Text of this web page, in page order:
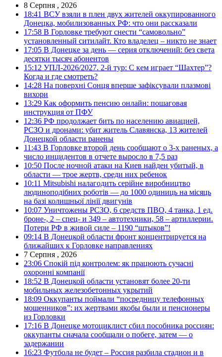
8 Серпня , 2026
18:41 ВСУ взяли в плен двух жителей оккупированного
Донецка, мобилизованных РФ: что они рассказали
17:58 В Горловке требуют снести “самовольно”
установленный ситилайт. Кто владелец – никто не знает
17:05 В Донецке за день — серия отключений: без света
десятки тысяч абонентов
15:12 УПЛ-2026/2027. 2-й тур: С кем играет “Шахтер”?
Когда и где смотреть?
14:28 На поверхні Сонця вперше зафіксували плазмові
вихори
13:29 Как оформить пенсию онлайн: пошаговая
инструкция от ПФУ
12:36 РФ продолжает бить по населению авиацией,
РСЗО и дронами: убит житель Славянска, 13 жителей
Донецкой области ранены
11:43 В Горловке второй день сообщают о 3-х раненых, а
число инцидентов в отчете выросло в 7,5 раз
10:50 После ночной атаки на Киев найден убитый, в
области — трое жертв, среди них ребенок
10:11 Mitsubishi налагодить серійне виробництво
людиноподібних роботів — до 1000 одиниць на місяць
на базі колишньої лінії двигунів
10:07 Уничтожены РСЗО, 6 средств ПВО, 4 танка, 1 ед.
броне-, 2 – спец- и 349 – автотехники, 58 – артиллерии.
Потери РФ в живой силе – 1190 “штыков”!
09:14 В Донецкой области фронт концентрируется на
ближайших к Горловке направлениях
7 Серпня , 2026
23:06 Спокій під контролем: як працюють сучасні
охоронні компанії
18:52 В Донецкой области установят более 20-ти
мобильных железобетонных укрытий
18:09 Оккупанты поймали “посредницу телефонных
мошенников”: их жертвами якобы были и пенсионеры
из Горловки
17:16 В Донецке мотоциклист сбил пособника россиян:
оккупанты сначала сообщали о побеге, затем — о
задержании
16:23 Футбола не будет – Россия разбила стадион и в